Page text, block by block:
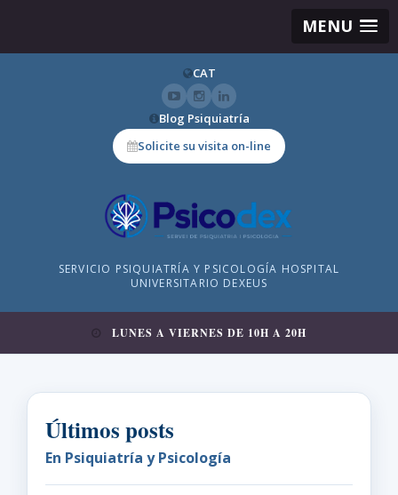
MENU
CAT
Blog Psiquiatría
Solicite su visita on-line
SERVICIO PSIQUIATRÍA Y PSICOLOGÍA HOSPITAL
UNIVERSITARIO DEXEUS
LUNES A VIERNES DE 10H A 20H
Últimos posts
En Psiquiatría y Psicología